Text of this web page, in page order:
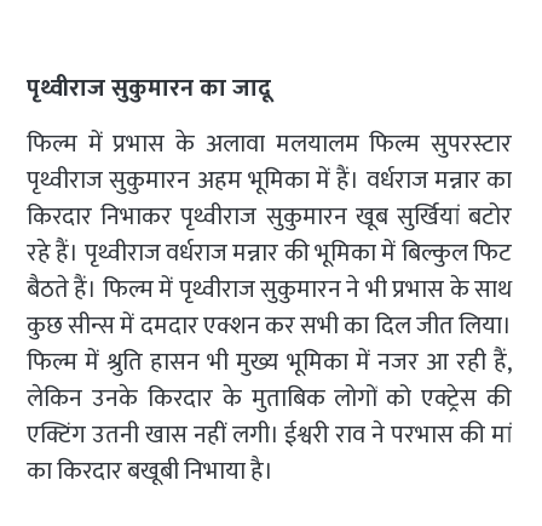
पृथ्वीराज सुकुमारन का जादू
फिल्म में प्रभास के अलावा मलयालम फिल्म सुपरस्टार
पृथ्वीराज सुकुमारन अहम भूमिका में हैं। वर्धराज मन्नार का
किरदार निभाकर पृथ्वीराज सुकुमारन खूब सुर्खियां बटोर
रहे हैं। पृथ्वीराज वर्धराज मन्नार की भूमिका में बिल्कुल फिट
बैठते हैं। फिल्म में पृथ्वीराज सुकुमारन ने भी प्रभास के साथ
कुछ सीन्स में दमदार एक्शन कर सभी का दिल जीत लिया।
फिल्म में श्रुति हासन भी मुख्य भूमिका में नजर आ रही हैं,
लेकिन उनके किरदार के मुताबिक लोगों को एक्ट्रेस की
एक्टिंग उतनी खास नहीं लगी। ईश्वरी राव ने परभास की मां
का किरदार बखूबी निभाया है।